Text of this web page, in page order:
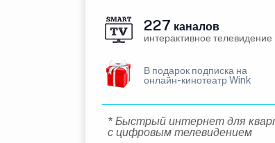
227 каналов
интерактивное телевидение
В подарок подписка на
онлайн-кинотеатр Wink
* Быстрый интернет для
с цифровым телевидением